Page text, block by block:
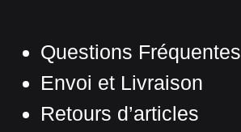
page
du
produit
Questions Fréquentes
Envoi et Livraison
Retours d’articles